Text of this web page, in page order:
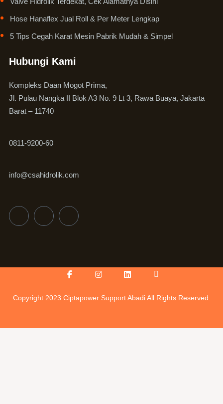
Hose Hanaflex Jual Roll & Per Meter Lengkap
5 Tips Cegah Karat Mesin Pabrik Mudah & Simpel
Hubungi Kami
Kompleks Daan Mogot Prima,
Jl. Pulau Nangka II Blok A3 No. 9 Lt 3, Rawa Buaya, Jakarta
Barat – 11740
0811-9200-60
info@csahidrolik.com
Facebook-
f
InstagramLinkedinIcon-
youtube-
Copyright 2023 Ciptapower Support Abadi All Rights Reserved.